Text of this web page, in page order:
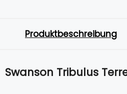
Produktbeschreibung
Swanson Tribulus